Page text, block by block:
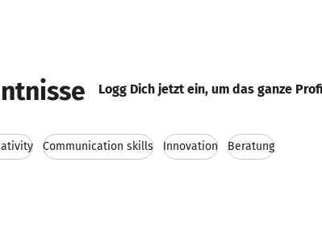
Logg Dich jetzt ein, um das ganze
Communication skills Innovation Beratung